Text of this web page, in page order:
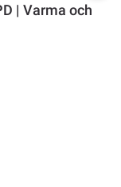
| Varma och